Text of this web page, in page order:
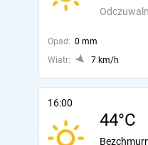
Opad: 0 mm
Wiatr:
7 km/h
16:00
44°C